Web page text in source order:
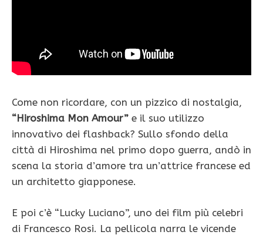
Come non ricordare, con un pizzico di nostalgia,
“Hiroshima Mon Amour” e il suo utilizzo
innovativo dei flashback? Sullo sfondo della
città di Hiroshima nel primo dopo guerra, andò in
scena la storia d’amore tra un’attrice francese ed
un architetto giapponese.
E poi c’è “Lucky Luciano”, uno dei film più celebri
di Francesco Rosi. La pellicola narra le vicende